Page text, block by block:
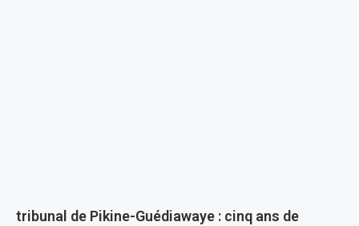
tribunal de Pikine-Guédiawaye : cinq ans de